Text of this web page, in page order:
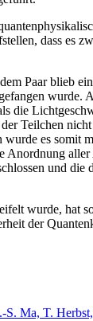
dass es
Paar blieb
Teilchen
es
und
wurde, hat
der
Ma, T.